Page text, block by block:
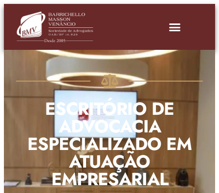
ESCRITÓRIO DE
ADVOCACIA
ESPECIALIZADO EM
ATUAÇÃO
EMPRESARIAL